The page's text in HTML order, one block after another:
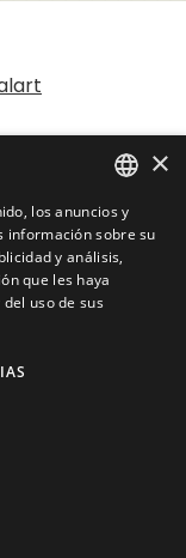
ENGLISH
SPANISH
×
los anuncios y
información sobre su
y análisis,
que les haya
uso de sus